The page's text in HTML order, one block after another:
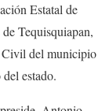
Estatal de
Tequisquiapan,
del municipio
estado.